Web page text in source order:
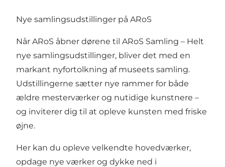
Nye samlingsudstillinger på ARoS
Når ARoS åbner dørene til ARoS Samling – Helt
nye samlingsudstillinger, bliver det med en
markant nyfortolkning af museets samling.
Udstillingerne sætter nye rammer for både
ældre mesterværker og nutidige kunstnere –
og inviterer dig til at opleve kunsten med friske
øjne.
Her kan du opleve velkendte hovedværker,
opdage nye værker og dykke ned i